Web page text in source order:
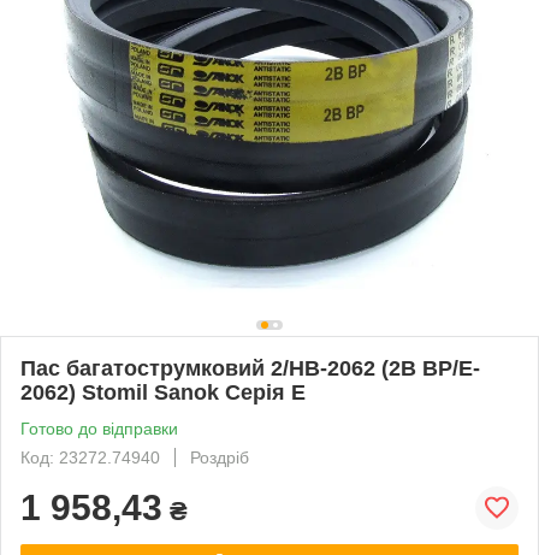
Пас багатострумковий 2/НВ-2062 (2B BP/E-
2062) Stomil Sanok Серія E
Готово до відправки
Код: 23272.74940
Роздріб
1 958,43 ₴